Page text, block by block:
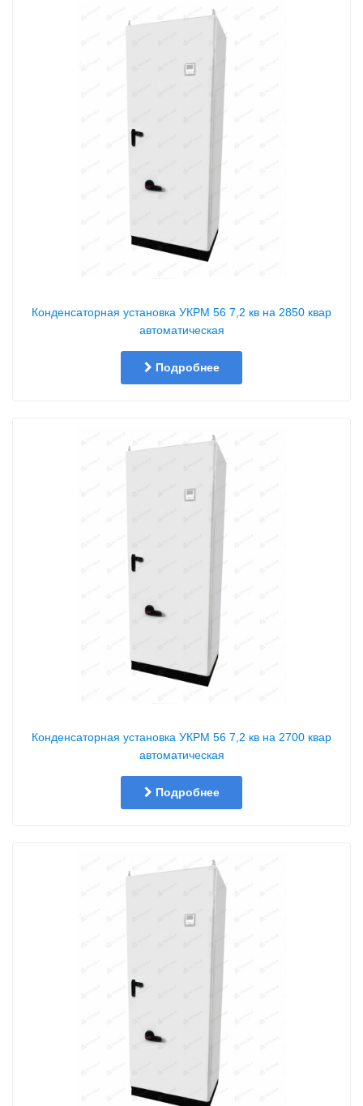
Конденсаторная установка УКРМ 56 7,2 кв на 2850 квар
автоматическая
Подробнее
Конденсаторная установка УКРМ 56 7,2 кв на 2700 квар
автоматическая
Подробнее